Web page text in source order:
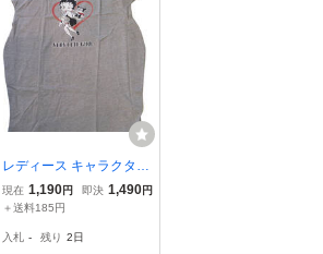
レディース キャラクター
Tシャツ BETTY BOOP ベ
ティ ターンバック袖コク
袖T サービス品（M寸）グ
現在 1,190円 即決 1,490円
＋送料185円
入札 - 残り 2日